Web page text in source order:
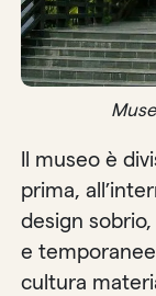
Il museo è
prima,
design
e
cultura